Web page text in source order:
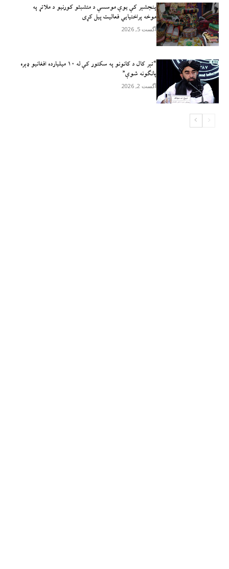
پنجشېر کې یوې موسسې د متشبثو کورنیو د ملاتړ په
موخه پراختیايي فعالیت پیل کړی
آگست 5, 2026
“تېر کال د کانونو په سکتور کې له ۱۰ میلیارده افغانیو ډېره
پانګونه شوې”
آگست 2, 2026